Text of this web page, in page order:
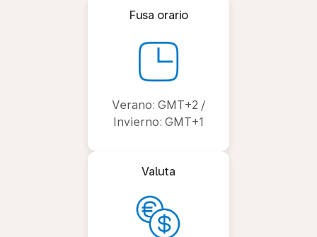
Fusa orario
Verano: GMT+2 /
Invierno: GMT+1
Valuta